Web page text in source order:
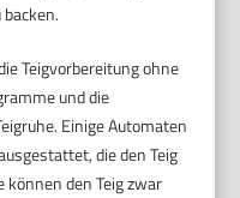
Teigvorbereitung ohne
und die
Einige Automaten
die den Teig
den Teig zwar